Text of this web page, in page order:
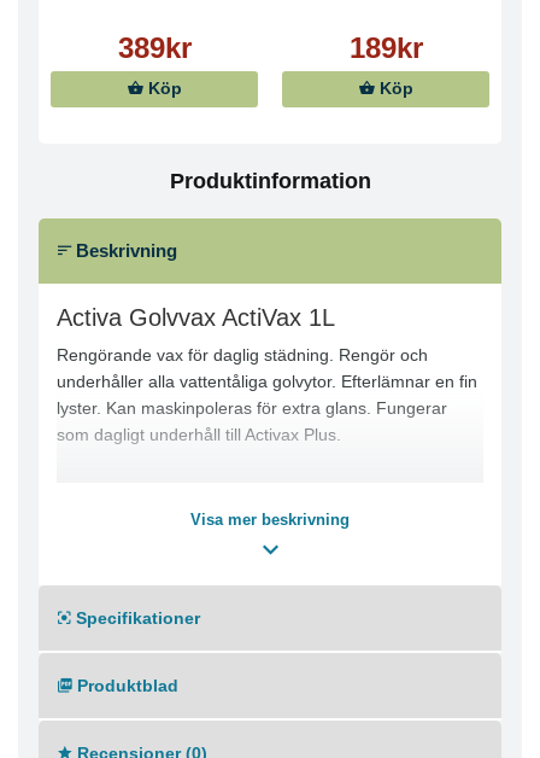
389kr
Köp
189kr
Köp
Produktinformation
Beskrivning
Activa Golvvax ActiVax 1L
Rengörande vax för daglig städning. Rengör och
underhåller alla vattentåliga golvytor. Efterlämnar en fin
lyster. Kan maskinpoleras för extra glans. Fungerar
som dagligt underhåll till Activax Plus.
Visa mer beskrivning
Specifikationer
Produktblad
Recensioner (0)